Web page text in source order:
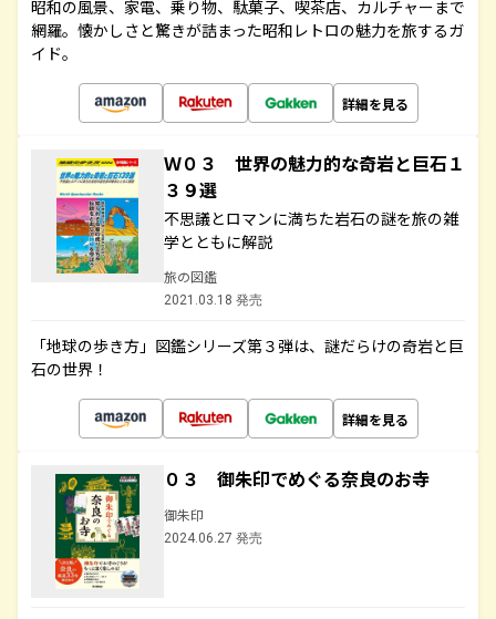
昭和の風景、家電、乗り物、駄菓子、喫茶店、カルチャーまで
網羅。懐かしさと驚きが詰まった昭和レトロの魅力を旅するガ
イド。
詳細を見る
Ｗ０３ 世界の魅力的な奇岩と巨石１
３９選
不思議とロマンに満ちた岩石の謎を旅の雑
学とともに解説
旅の図鑑
2021.03.18 発売
「地球の歩き方」図鑑シリーズ第３弾は、謎だらけの奇岩と巨
石の世界！
詳細を見る
０３ 御朱印でめぐる奈良のお寺
御朱印
2024.06.27 発売